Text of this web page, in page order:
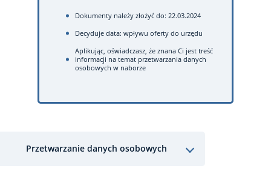
Dokumenty należy złożyć do: 22.03.2024
Decyduje data: wpływu oferty do urzędu
Aplikując, oświadczasz, że znana Ci jest treść
informacji na temat przetwarzania danych
osobowych w naborze
Przetwarzanie danych osobowych